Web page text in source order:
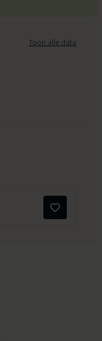
Toon alle data